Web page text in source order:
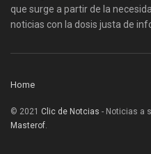
que surge a partir de la
noticias con la dosis justa de
Home
© 2021 Clic de Notcias - Noticias a
Masterof.